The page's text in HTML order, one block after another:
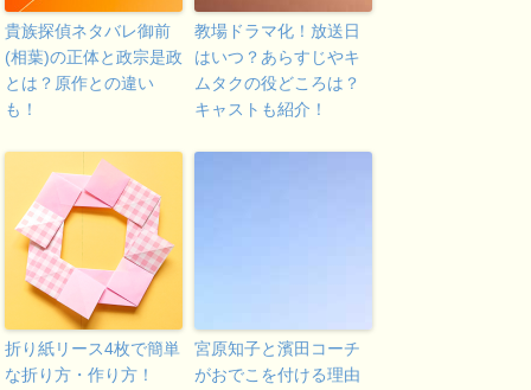
貴族探偵ネタバレ御前
(相葉)の正体と政宗是政
とは？原作との違い
も！
教場ドラマ化！放送日
はいつ？あらすじやキ
ムタクの役どころは？
キャストも紹介！
折り紙リース4枚で簡単
な折り方・作り方！
宮原知子と濱田コーチ
がおでこを付ける理由